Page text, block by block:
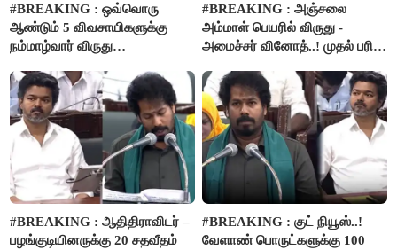
#BREAKING : ஒவ்வொரு
ஆண்டும் 5 விவசாயிகளுக்கு
நம்மாழ்வார் விருது
#BREAKING : அஞ்சலை
அம்மாள் பெயரில் விருது -
அமைச்சர் வினோத்..! முதல் பரிசு
#BREAKING : ஆதிதிராவிடர் –
பழங்குடியினருக்கு 20 சதவீதம்
#BREAKING : குட் நியூஸ்..!
வேளாண் பொருட்களுக்கு 100